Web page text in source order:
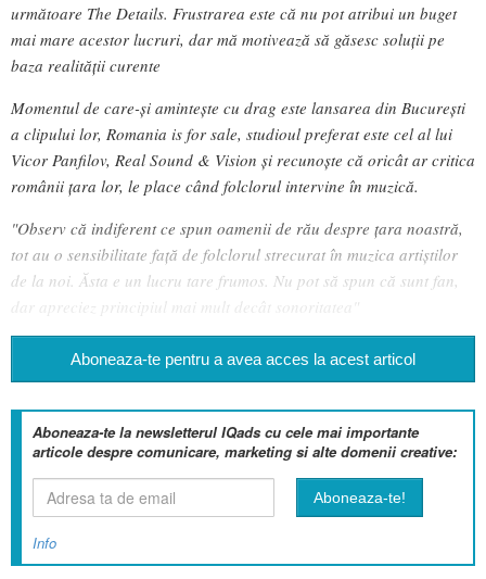
următoare The Details. Frustrarea este că nu pot atribui un buget
mai mare acestor lucruri, dar mă motivează să găsesc soluții pe
baza realității curente
Momentul de care-și amintește cu drag este lansarea din București
a clipului lor, Romania is for sale, studioul preferat este cel al lui
Vicor Panfilov, Real Sound & Vision și recunoște că oricât ar critica
românii țara lor, le place când folclorul intervine în muzică.
"Observ că indiferent ce spun oamenii de rău despre țara noastră,
tot au o sensibilitate față de folclorul strecurat în muzica artiștilor
de la noi. Ăsta e un lucru tare frumos. Nu pot să spun că sunt fan,
dar apreciez principiul mai mult decât sonoritatea"
Aboneaza-te pentru a avea acces la acest articol
Aboneaza-te la newsletterul IQads cu cele mai importante
articole despre comunicare, marketing si alte domenii creative:
Info